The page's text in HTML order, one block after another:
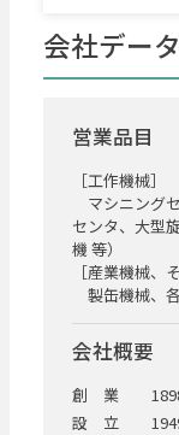
会社データ
営業品目
［工作機械］
マシニング
センタ、大型
機 等）
［産業機械、
製缶機械、
会社概要
創 業
設 立